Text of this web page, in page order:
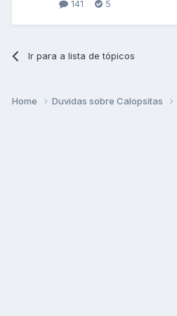
141 5
Ir para a lista de tópicos
Home Duvidas sobre Calopsitas